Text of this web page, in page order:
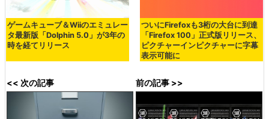
ゲームキューブ＆Wiiのエミュレー
タ最新版「Dolphin 5.0」が3年の
時を経てリリース
ついにFirefoxも3桁の大台に到達
「Firefox 100」正式版リリース、
ピクチャーインピクチャーに字幕
表示可能に
<< 次の記事 前の記事 >>